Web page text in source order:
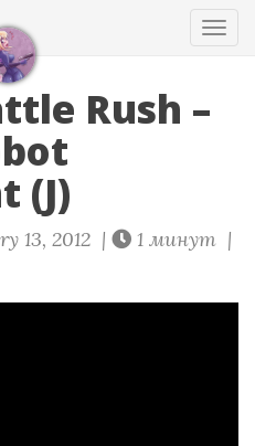
Rush –
(J)
13, 2012 |
1 минут |